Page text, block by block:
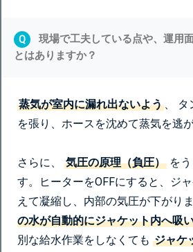
Q
現場で工夫している点や、運用
とはありますか？
蒸気が室内に漏れ出ないよう
、
を張り、ホースを沈めて蒸気を逃
さらに、 気圧の原理（負圧） を
す。ヒーターをOFFにすると、ジ
えて凝縮し、内部の気圧が下がり
の水が自動的にジャケット内へ吸
別な給水作業をしなくても ジャケ